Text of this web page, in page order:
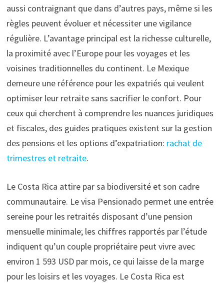
aussi contraignant que dans d’autres pays, même si les
règles peuvent évoluer et nécessiter une vigilance
régulière. L’avantage principal est la richesse culturelle,
la proximité avec l’Europe pour les voyages et les
voisines traditionnelles du continent. Le Mexique
demeure une référence pour les expatriés qui veulent
optimiser leur retraite sans sacrifier le confort. Pour
ceux qui cherchent à comprendre les nuances juridiques
et fiscales, des guides pratiques existent sur la gestion
des pensions et les options d’expatriation: rachat de
trimestres et retraite.
Le Costa Rica attire par sa biodiversité et son cadre
communautaire. Le visa Pensionado permet une entrée
sereine pour les retraités disposant d’une pension
mensuelle minimale; les chiffres rapportés par l’étude
indiquent qu’un couple propriétaire peut vivre avec
environ 1 593 USD par mois, ce qui laisse de la marge
pour les loisirs et les voyages. Le Costa Rica est